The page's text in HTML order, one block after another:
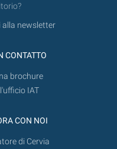
CONTATTO
brochure
IAT
CON NOI
di Cervia